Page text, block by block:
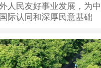
娱乐 时尚
人民友好事业发展，为
际认同和深厚民意基础